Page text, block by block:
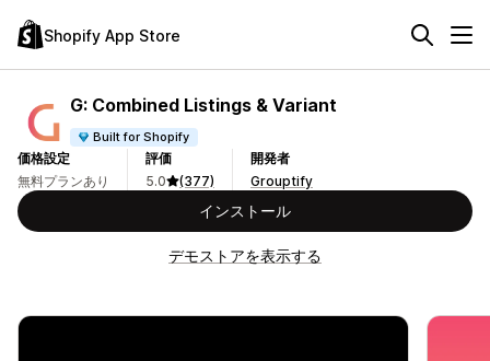
Shopify App Store
G: Combined Listings & Variant
Built for Shopify
価格設定
無料プランあり
評価
5.0
(377)
開発者
Grouptify
インストール
デモストアを表示する